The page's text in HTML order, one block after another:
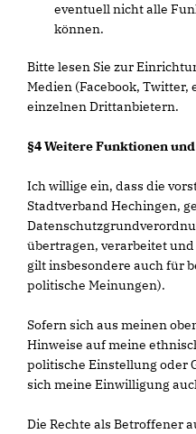
eventuell nicht alle
können.
Bitte lesen Sie zur
Medien (Facebook, Twitter,
einzelnen Drittanbietern.
§4 Weitere Funktionen
Ich willige ein, dass die
Stadtverband Hechingen,
übertragen, verarbeitet
gilt insbesondere auch für
politische Meinungen).
Sofern sich aus meinen
Hinweise auf meine
politische Einstellung oder
sich meine Einwilligung
Die Rechte als Betroffener